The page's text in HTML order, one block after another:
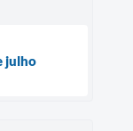
julho